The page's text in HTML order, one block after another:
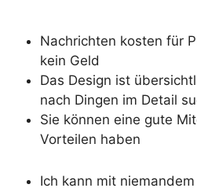
Nachrichten kosten für
kein Geld
Das Design ist
nach Dingen im Detail
Sie können eine gute
Vorteilen haben
Ich kann mit